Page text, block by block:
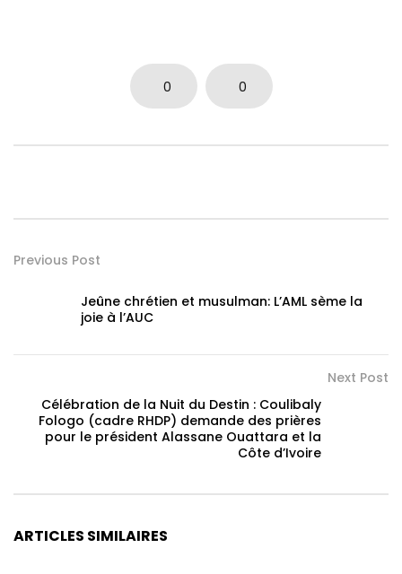
0 0
Previous Post
Jeûne chrétien et musulman: L’AML sème la
joie à l’AUC
Next Post
Célébration de la Nuit du Destin : Coulibaly
Fologo (cadre RHDP) demande des prières
pour le président Alassane Ouattara et la
Côte d’Ivoire
ARTICLES SIMILAIRES